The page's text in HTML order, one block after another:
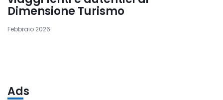
Dimensione Turismo
Febbraio 2026
Ads